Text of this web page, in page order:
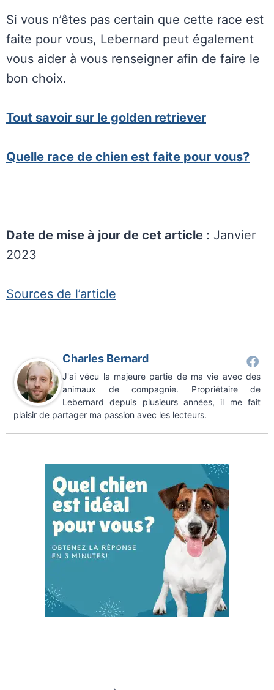
Si vous n’êtes pas certain que cette race est
faite pour vous, Lebernard peut également
vous aider à vous renseigner afin de faire le
bon choix.
Tout savoir sur le golden retriever
Quelle race de chien est faite pour vous?
Date de mise à jour de cet article : Janvier
2023
Sources de l’article
Charles Bernard
J'ai vécu la majeure partie de ma vie avec des
animaux de compagnie. Propriétaire de
Lebernard depuis plusieurs années, il me fait
plaisir de partager ma passion avec les lecteurs.